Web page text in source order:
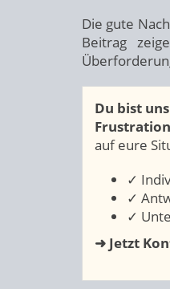
Die gute
Beitrag
Du bist
auf eure
✓
✓
✓
➜ Jetzt